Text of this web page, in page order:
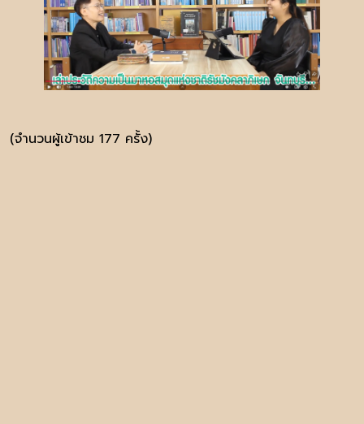
(จำนวนผู้เข้าชม 177 ครั้ง)